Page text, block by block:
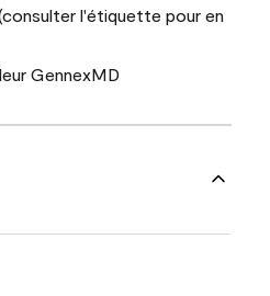
l'étiquette pour en
GennexMD